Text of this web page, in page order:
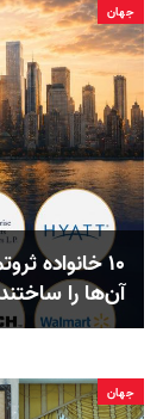
جهان
۱۰ خانواده
آن‌ها را ساختند
جهان